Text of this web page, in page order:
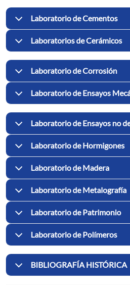
Laboratorio de Cementos
Laboratorios de Cerámicos
Laboratorio de Corrosión
Laboratorio de Ensayos
Laboratorio de Ensayos no
Laboratorio de Hormigones
Laboratorio de Madera
Laboratorio de Metalografía
Laboratorio de Patrimonio
Laboratorio de Polímeros
BIBLIOGRAFÍA HISTÓRICA